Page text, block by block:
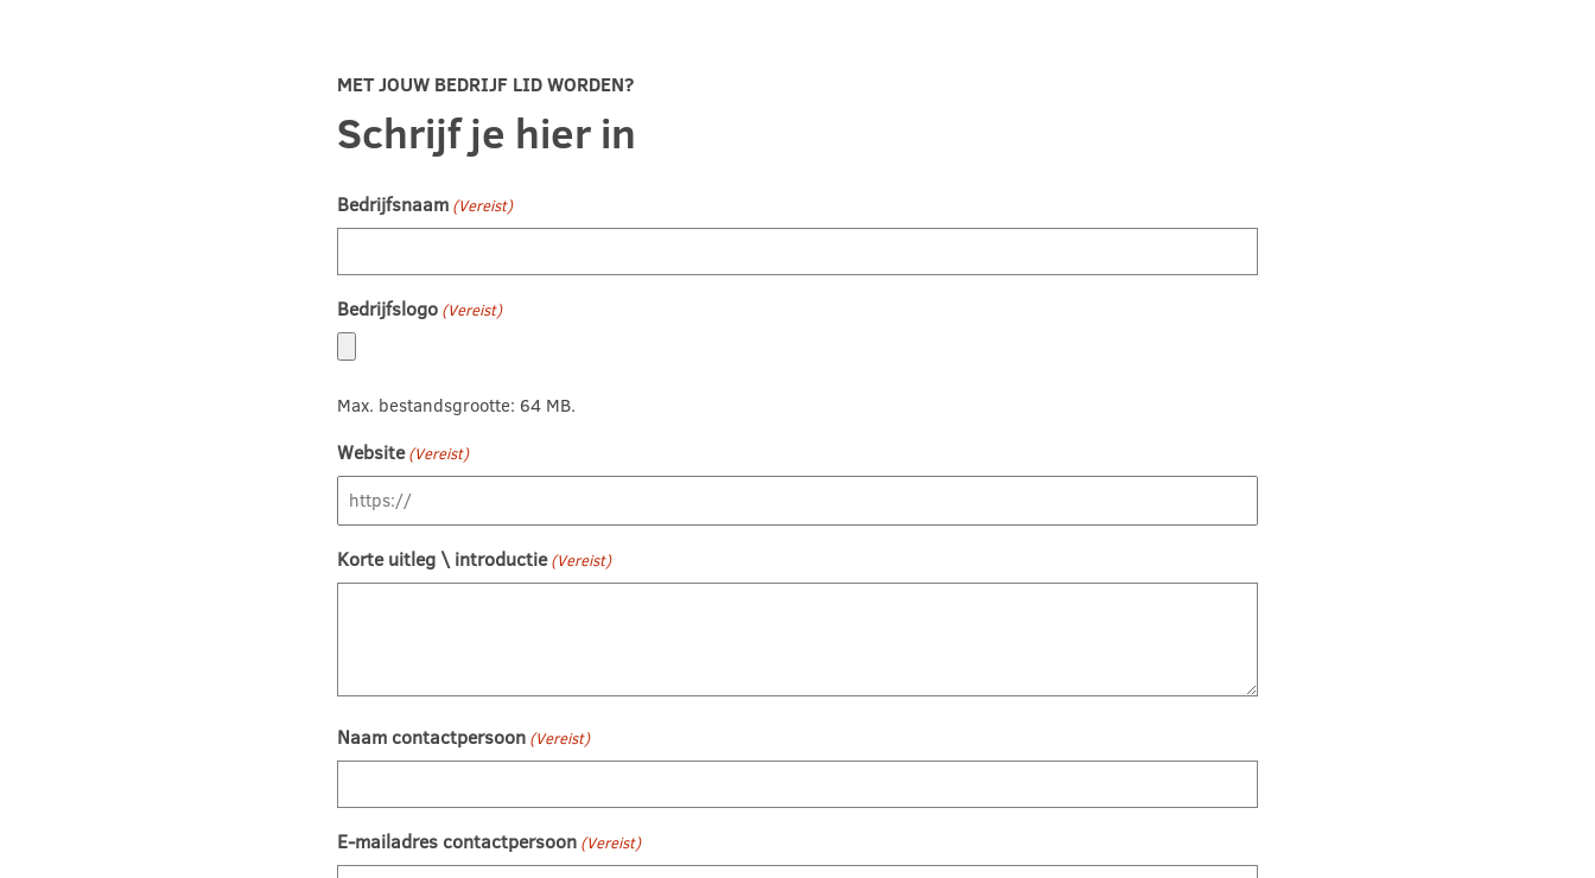
MET JOUW BEDRIJF LID WORDEN?
Schrijf je hier in
Bedrijfsnaam (Vereist)
Bedrijfslogo (Vereist)
Max. bestandsgrootte: 64 MB.
Website (Vereist)
Korte uitleg \ introductie (Vereist)
Naam contactpersoon (Vereist)
E-mailadres contactpersoon (Vereist)